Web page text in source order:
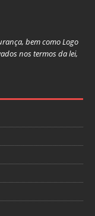
bem como Logo
nos termos da lei,